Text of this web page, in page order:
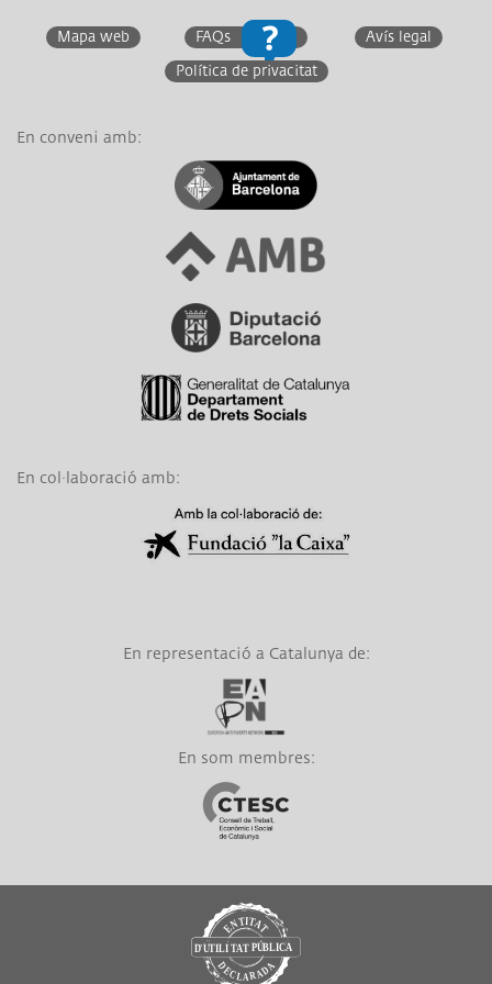
Mapa web FAQs Avís legal
Política de privacitat
En conveni amb:
Link a Ajuntament de Barcelona
Link a Àrea Metropolitana de Barcelona
Link a Diputació de Barcelona
Link a Generalitat de Catalunya
En col·laboració amb:
En representació a Catalunya de:
Link a EAPN
En som membres:
Link a CTESC